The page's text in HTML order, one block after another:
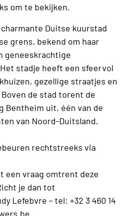
om te bekijken.
Duitse kuurstad
grens, bekend om haar
geneeskrachtige
stadje heeft een sfeervol
gezellige straatjes en
de stad torent de
Bentheim uit, één van de
van Noord-Duitsland.
rechtstreeks via
een vraag omtrent deze
je dan tot
Lefebvre – tel: +32 3 460 14